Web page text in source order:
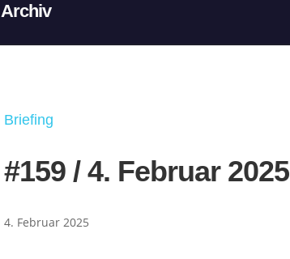
Archiv
Briefing
#159 / 4. Februar 2025
4. Februar 2025